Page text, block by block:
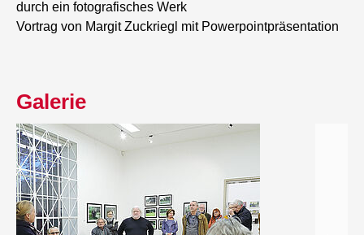
durch ein fotografisches Werk
Vortrag von Margit Zuckriegl mit Powerpointpräsentation
Galerie